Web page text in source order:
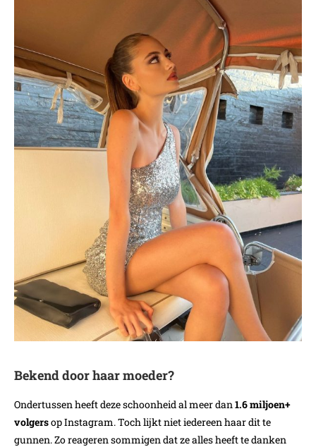
Bekend door haar moeder?
Ondertussen heeft deze schoonheid al meer dan 1.6 miljoen+
volgersop Instagram. Toch lijkt niet iedereen haar dit te
gunnen. Zo reageren sommigen dat ze alles heeft te danken